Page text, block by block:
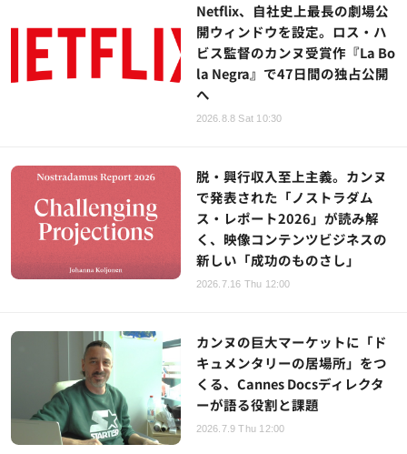
Netflix、自社史上最長の劇場公
開ウィンドウを設定。ロス・ハ
ビス監督のカンヌ受賞作『La Bo
la Negra』で47日間の独占公開
へ
2026.8.8 Sat 10:30
脱・興行収入至上主義。カンヌ
で発表された「ノストラダム
ス・レポート2026」が読み解
く、映像コンテンツビジネスの
新しい「成功のものさし」
2026.7.16 Thu 12:00
カンヌの巨大マーケットに「ド
キュメンタリーの居場所」をつ
くる、Cannes Docsディレクタ
ーが語る役割と課題
2026.7.9 Thu 12:00